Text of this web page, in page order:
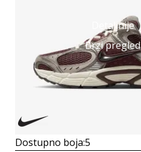
Detaljnije
Brzi pregled
Dostupno boja:5